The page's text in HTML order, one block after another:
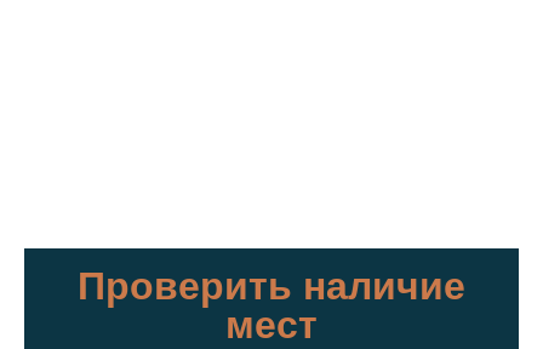
Проверить наличие
мест